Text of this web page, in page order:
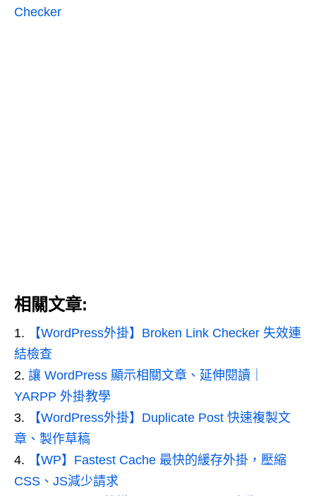
Checker
相關文章:
【WordPress外掛】Broken Link Checker 失效連
結檢查
讓 WordPress 顯示相關文章、延伸閱讀｜
YARPP 外掛教學
【WordPress外掛】Duplicate Post 快速複製文
章、製作草稿
【WP】Fastest Cache 最快的緩存外掛，壓縮
CSS、JS減少請求